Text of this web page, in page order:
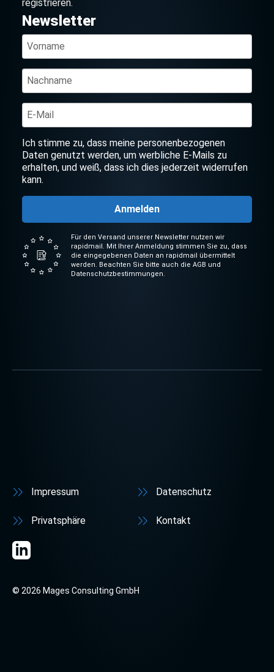
registrieren.
Newsletter
Ich stimme zu, dass meine personenbezogenen
Daten genutzt werden, um werbliche E-Mails zu
erhalten, und weiß, dass ich dies jederzeit widerrufen
kann.
Anmelden
Für den Versand unserer Newsletter nutzen wir
rapidmail. Mit Ihrer Anmeldung stimmen Sie zu, dass
die eingegebenen Daten an rapidmail übermittelt
werden. Beachten Sie bitte auch die AGB und
Datenschutzbestimmungen.
Impressum Datenschutz
Privatsphäre Kontakt
© 2026 Mages Consulting GmbH